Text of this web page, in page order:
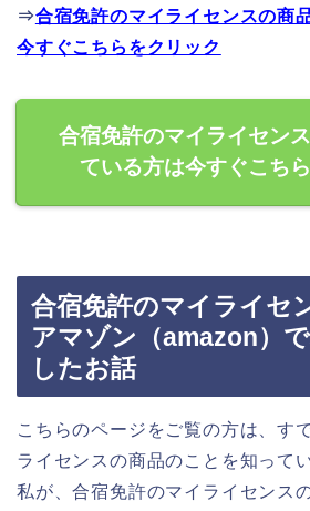
⇒合宿免許のマイライセンスの商
今すぐこちらをクリック
合宿免許のマイライセン
ている方は今すぐこち
合宿免許のマイライセ
アマゾン（amazon）
したお話
こちらのページをご覧の方は、す
ライセンスの商品のことを知って
私が、合宿免許のマイライセンス